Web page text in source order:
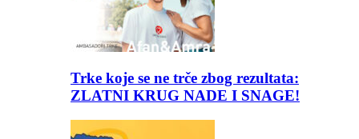
Trke koje se ne trče zbog rezultata:
ZLATNI KRUG NADE I SNAGE!